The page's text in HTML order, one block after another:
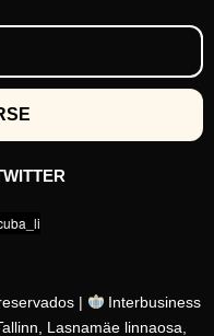
|
Interbusiness
Lasnamäe linnaosa,